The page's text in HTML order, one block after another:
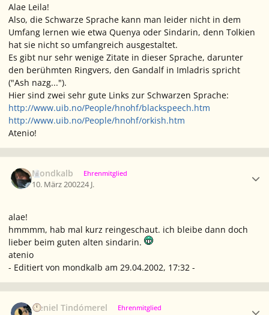
Alae Leila!
Also, die Schwarze Sprache kann man leider nicht in dem
Umfang lernen wie etwa Quenya oder Sindarin, denn Tolkien
hat sie nicht so umfangreich ausgestaltet.
Es gibt nur sehr wenige Zitate in dieser Sprache, darunter
den berühmten Ringvers, den Gandalf in Imladris spricht
("Ash nazg...").
Hier sind zwei sehr gute Links zur Schwarzen Sprache:
http://www.uib.no/People/hnohf/blackspeech.htm
http://www.uib.no/People/hnohf/orkish.htm
Atenio!
Mondkalb Ehrenmitglied
10. März 200224 J.
alae!
hmmmm, hab mal kurz reingeschaut. ich bleibe dann doch
lieber beim guten alten sindarin.
atenio
- Editiert von mondkalb am 29.04.2002, 17:32 -
Neniel Tindómerel Ehrenmitglied